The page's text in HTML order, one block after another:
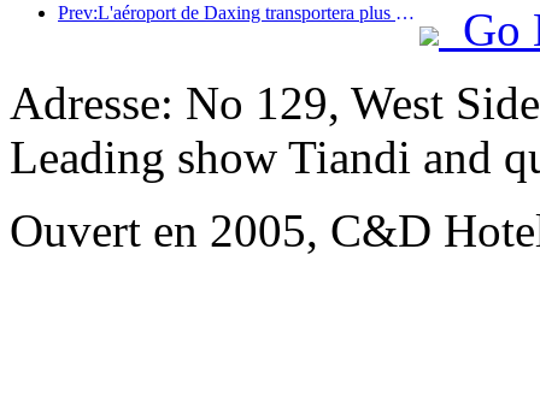
Prev:L'aéroport de Daxing transportera plus de 1,3 million de passagers pendant les vacances de la « Fête nationale » en 2025
Go
Adresse: No 129, West
Leading show Tiandi and
Ouvert en 2005, C&D